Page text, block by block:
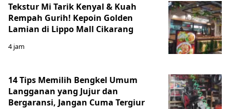
Tekstur Mi Tarik Kenyal & Kuah
Rempah Gurih! Kepoin Golden
Lamian di Lippo Mall Cikarang
4 jam
14 Tips Memilih Bengkel Umum
Langganan yang Jujur dan
Bergaransi, Jangan Cuma Tergiur